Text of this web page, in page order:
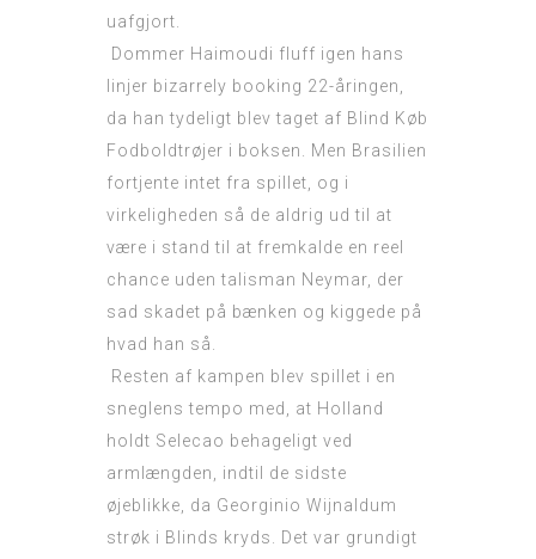
uafgjort.
Dommer Haimoudi fluff igen hans
linjer bizarrely booking 22-åringen,
da han tydeligt blev taget af Blind Køb
Fodboldtrøjer i boksen. Men Brasilien
fortjente intet fra spillet, og i
virkeligheden så de aldrig ud til at
være i stand til at fremkalde en reel
chance uden talisman Neymar, der
sad skadet på bænken og kiggede på
hvad han så.
Resten af ​​kampen blev spillet i en
sneglens tempo med, at Holland
holdt Selecao behageligt ved
armlængden, indtil de sidste
øjeblikke, da Georginio Wijnaldum
strøk i Blinds kryds. Det var grundigt